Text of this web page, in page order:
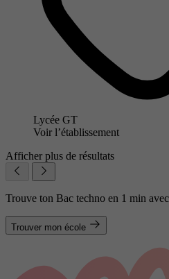
Lycée GT
Voir l’établissement
Afficher plus de résultats
Trouve ton Bac techno en 1 min
Trouver mon école